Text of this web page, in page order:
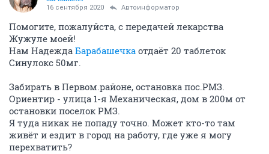
16 сентября 2020 Автоинформатор
Помогите, пожалуйста, с передачей лекарства
Жужуле моей!
Нам Надежда Барабашечка отдаёт 20 таблеток
Синулокс 50мг.
Забирать в Первом.районе, остановка пос.РМЗ.
Ориентир - улица 1-я Механическая, дом в 200м от
остановки поселок РМЗ.
Я туда никак не попаду точно. Может кто-то там
живёт и ездит в город на работу, где уже я могу
перехватить?